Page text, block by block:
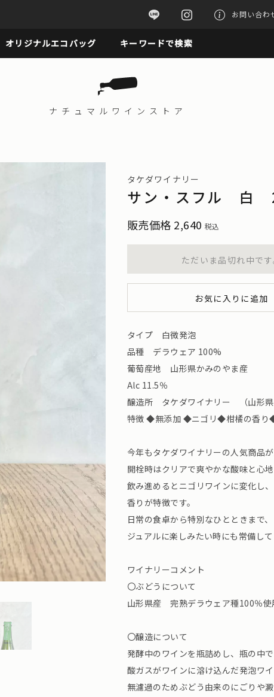
お問い合わ
オリジナルエコバッグ キーワードで検索
ナチュマル ワインストア
タケダワイナリー
サン・スフル 白
販売価格 2,640 税込
ただいま品切れ中です
お気に入りに追加
タイプ 白微発泡
品種 デラウェア 100%
葡萄産地 山形県かみのやま産
Alc 11.5％
醸造所 タケダワイナリー （山形県
特徴 ◆無添加 ◆ニゴリ◆柑橘の香
今年もタケダワイナリーの人気商品
開栓時はクリアで爽やかな酸味と心
飲み進めるとニゴリワインに変化し
香りが特徴です。
日常の食卓から特別なひとときまで
ジュアルに楽しみたい時にも常備して
ワイナリーコメント
〇ぶどうについて
山形県産 完熟デラウェア種100％使
〇醸造について
発酵中のワインを瓶詰めし、瓶の中
酸ガスがワインに溶け込んだ発泡ワイ
無濾過のためぶどう由来のにごりや